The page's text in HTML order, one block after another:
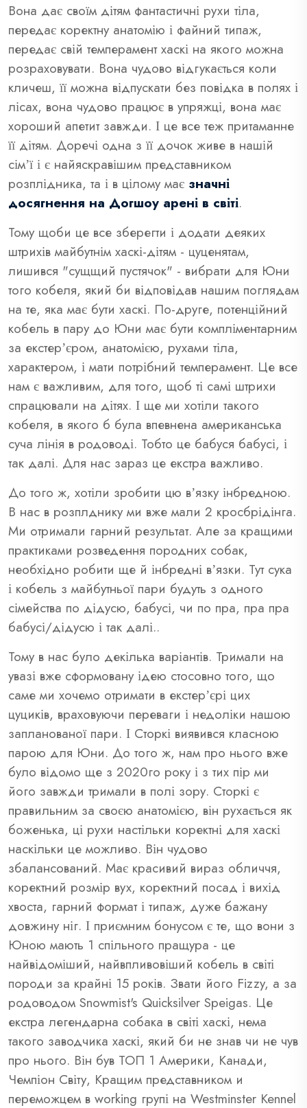
Вона дає своїм дітям фантастичні рухи тіла,
передає коректну анатомію і файний типаж,
передає свій темперамент хаскі на якого можна
розраховувати. Вона чудово відгукається коли
кличеш, її можна відпускати без повідка в полях і
лісах, вона чудово працює в упряжці, вона має
хороший апетит завжди. І це все теж притаманне
її дітям. Доречі одна з її дочок живе в нашій
сімʼї і є найяскравішим представником
розплідника, та і в цілому має значні
досягнення на Догшоу арені в світі.
Тому щоби це все зберегти і додати деяких
штрихів майбутнім хаскі-дітям - цуценятам,
лишився "сущщий пустячок" - вибрати для Юни
того кобеля, який би відповідав нашим поглядам
на те, яка має бути хаскі. По-друге, потенційний
кобель в пару до Юни має бути компліментарним
за екстерʼєром, анатомією, рухами тіла,
характером, і мати потрібний темперамент. Це все
нам є важливим, для того, щоб ті самі штрихи
спрацювали на дітях. І ще ми хотіли такого
кобеля, в якого б була впевнена американська
суча лінія в родоводі. Тобто це бабуся бабусі, і
так далі. Для нас зараз це екстра важливо.
До того ж, хотіли зробити цю вʼязку інбредною.
В нас в розплднику ми вже мали 2 кросбрідінга.
Ми отримали гарний результат. Але за кращими
практиками розведення породних собак,
необхідно робити ще й інбредні вʼязки. Тут сука
і кобель з майбутньої пари будуть з одного
сімейства по дідусю, бабусі, чи по пра, пра пра
бабусі/дідусю і так далі..
Тому в нас було декілька варіантів. Тримали на
увазі вже сформовану ідею стосовно того, що
саме ми хочемо отримати в екстерʼєрі цих
цуциків, враховуючи переваги і недоліки нашою
запланованої пари. І Сторкі виявився класною
парою для Юни. До того ж, нам про нього вже
було відомо ще з 2020го року і з тих пір ми
його завжди тримали в полі зору. Сторкі є
правильним за своєю анатомією, він рухається як
боженька, ці рухи настільки коректні для хаскі
наскільки це можливо. Він чудово
збалансований. Має красивий вираз обличчя,
коректний розмір вух, коректний посад і вихід
хвоста, гарний формат і типаж, дуже бажану
довжину ніг. І приємним бонусом є те, що вони з
Юною мають 1 спільного пращура - це
найвідоміший, найвпливовіший кобель в світі
породи за крайні 15 років. Звати його Fizzy, а за
родоводом Snowmist's Quicksilver Speigas. Це
екстра легендарна собака в світі хаскі, нема
такого заводчика хаскі, який би не знав чи не чув
про нього. Він був ТОП 1 Америки, Канади,
Чемпіон Світу, Кращим представником и
переможцем в working групі на Westminster Kennel